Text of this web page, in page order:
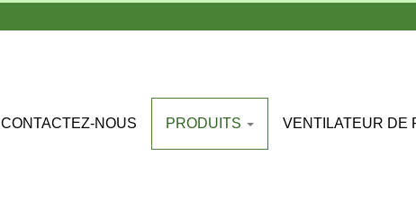
CONTACTEZ-NOUS PRODUITS VENTILATEUR DE